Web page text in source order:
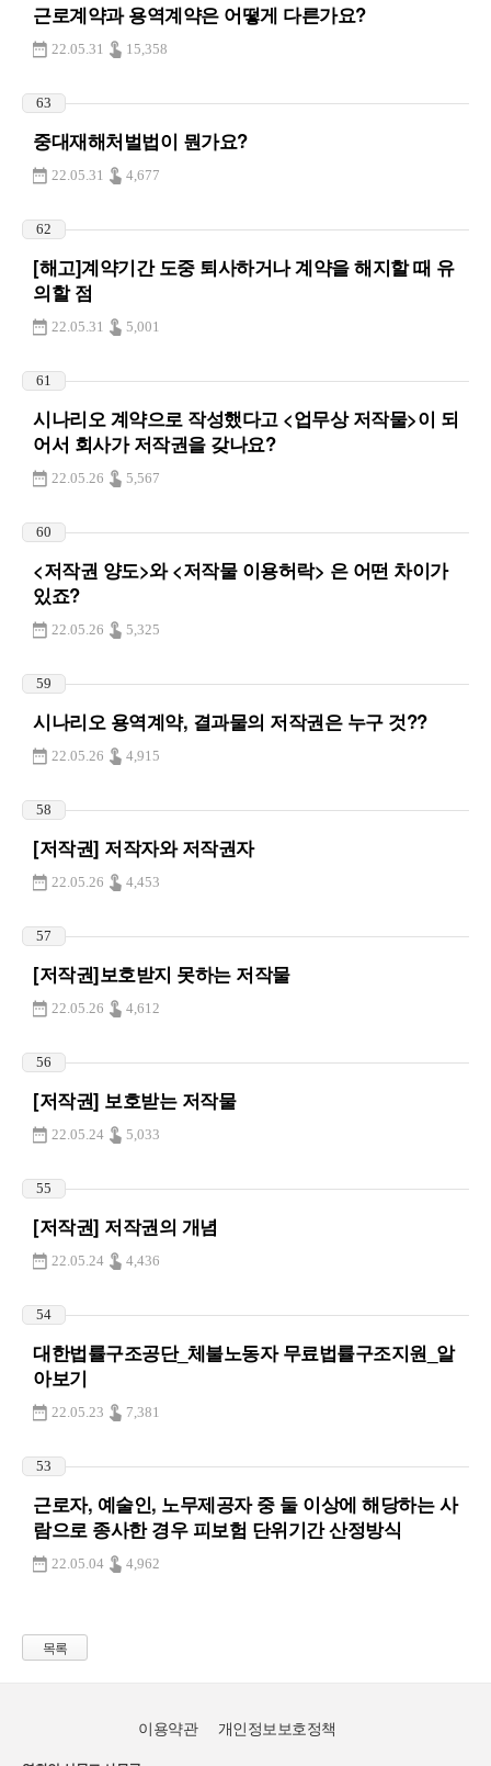
근로계약과 용역계약은 어떻게 다른가요?
22.05.31 15,358
63
중대재해처벌법이 뭔가요?
22.05.31 4,677
62
[해고]계약기간 도중 퇴사하거나 계약을 해지할 때 유
의할 점
22.05.31 5,001
61
시나리오 계약으로 작성했다고 <업무상 저작물>이 되
어서 회사가 저작권을 갖나요?
22.05.26 5,567
60
<저작권 양도>와 <저작물 이용허락> 은 어떤 차이가
있죠?
22.05.26 5,325
59
시나리오 용역계약, 결과물의 저작권은 누구 것??
22.05.26 4,915
58
[저작권] 저작자와 저작권자
22.05.26 4,453
57
[저작권]보호받지 못하는 저작물
22.05.26 4,612
56
[저작권] 보호받는 저작물
22.05.24 5,033
55
[저작권] 저작권의 개념
22.05.24 4,436
54
대한법률구조공단_체불노동자 무료법률구조지원_알
아보기
22.05.23 7,381
53
근로자, 예술인, 노무제공자 중 둘 이상에 해당하는 사
람으로 종사한 경우 피보험 단위기간 산정방식
22.05.04 4,962
목록
이용약관 개인정보보호정책